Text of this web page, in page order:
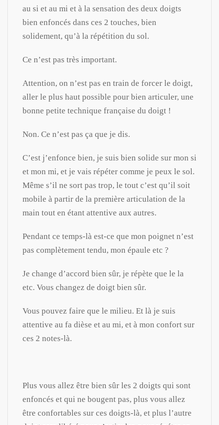
au si et au mi et à la sensation des deux doigts
bien enfoncés dans ces 2 touches, bien
solidement, qu’à la répétition du sol.
Ce n’est pas très important.
Attention, on n’est pas en train de forcer le doigt,
aller le plus haut possible pour bien articuler, une
bonne petite technique française du doigt !
Non. Ce n’est pas ça que je dis.
C’est j’enfonce bien, je suis bien solide sur mon si
et mon mi, et je vais répéter comme je peux le sol.
Même s’il ne sort pas trop, le tout c’est qu’il soit
mobile à partir de la première articulation de la
main tout en étant attentive aux autres.
Pendant ce temps-là est-ce que mon poignet n’est
pas complètement tendu, mon épaule etc ?
Je change d’accord bien sûr, je répète que le la
etc. Vous changez de doigt bien sûr.
Vous pouvez faire que le milieu. Et là je suis
attentive au fa dièse et au mi, et à mon confort sur
ces 2 notes-là.
Plus vous allez être bien sûr les 2 doigts qui sont
enfoncés et qui ne bougent pas, plus vous allez
être confortables sur ces doigts-là, et plus l’autre